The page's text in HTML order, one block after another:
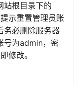
站根目录下的
示重置管理员账
务必删除服务器
号为admin，密
修改。